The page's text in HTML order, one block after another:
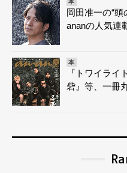
本
岡田准一の“頭
ananの人気連
本
『トワイライ
砦』等、一冊